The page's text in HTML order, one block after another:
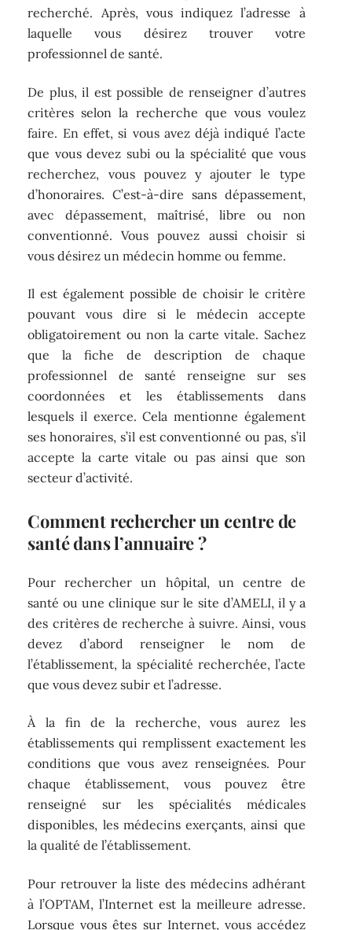
recherché. Après, vous indiquez l’adresse à
laquelle vous désirez trouver votre
professionnel de santé.
De plus, il est possible de renseigner d’autres
critères selon la recherche que vous voulez
faire. En effet, si vous avez déjà indiqué l’acte
que vous devez subi ou la spécialité que vous
recherchez, vous pouvez y ajouter le type
d’honoraires. C’est-à-dire sans dépassement,
avec dépassement, maîtrisé, libre ou non
conventionné. Vous pouvez aussi choisir si
vous désirez un médecin homme ou femme.
Il est également possible de choisir le critère
pouvant vous dire si le médecin accepte
obligatoirement ou non la carte vitale. Sachez
que la fiche de description de chaque
professionnel de santé renseigne sur ses
coordonnées et les établissements dans
lesquels il exerce. Cela mentionne également
ses honoraires, s’il est conventionné ou pas, s’il
accepte la carte vitale ou pas ainsi que son
secteur d’activité.
Comment rechercher un centre de
santé dans l’annuaire ?
Pour rechercher un hôpital, un centre de
santé ou une clinique sur le site d’AMELI, il y a
des critères de recherche à suivre. Ainsi, vous
devez d’abord renseigner le nom de
l’établissement, la spécialité recherchée, l’acte
que vous devez subir et l’adresse.
À la fin de la recherche, vous aurez les
établissements qui remplissent exactement les
conditions que vous avez renseignées. Pour
chaque établissement, vous pouvez être
renseigné sur les spécialités médicales
disponibles, les médecins exerçants, ainsi que
la qualité de l’établissement.
Pour retrouver la liste des médecins adhérant
à l’OPTAM, l’Internet est la meilleure adresse.
Lorsque vous êtes sur Internet, vous accédez